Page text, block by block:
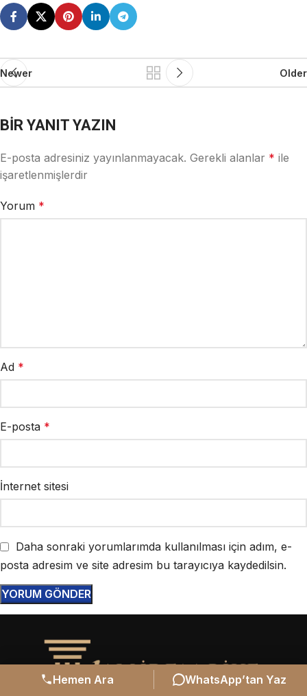
Hemen Ara WhatsApp’tan Yaz
Newer Older
BIR YANIT YAZIN
E-posta adresiniz yayınlanmayacak. Gerekli alanlar * ile
işaretlenmişlerdir
Yorum *
Ad *
E-posta *
İnternet sitesi
Daha sonraki yorumlarımda kullanılması için adım, e-
posta adresim ve site adresim bu tarayıcıya kaydedilsin.